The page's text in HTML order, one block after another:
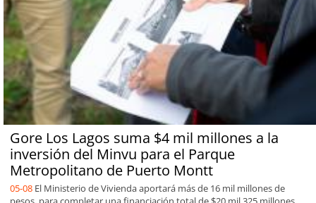
Gore Los Lagos suma $4 mil millones a la
inversión del Minvu para el Parque
Metropolitano de Puerto Montt
05-08 El Ministerio de Vivienda aportará más de 16 mil millones de